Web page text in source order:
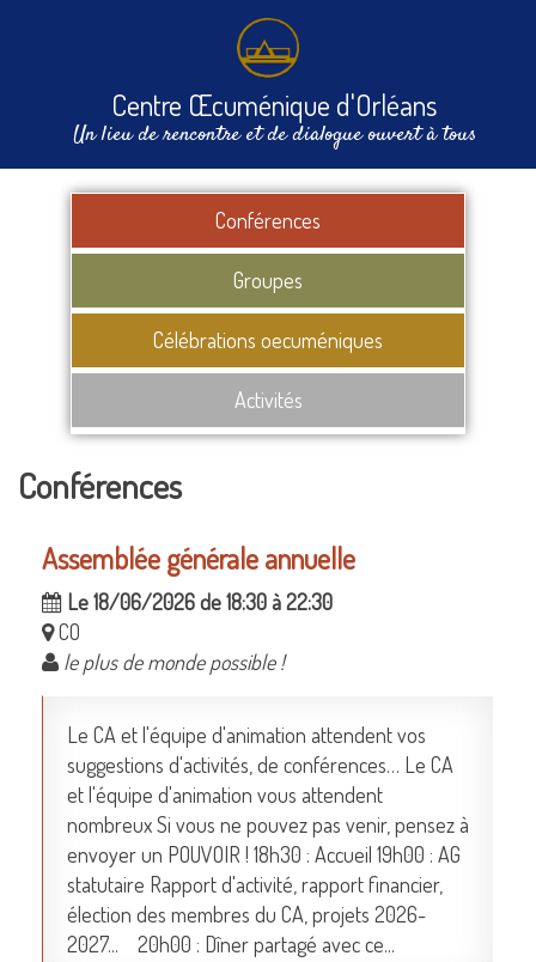
Centre Œcuménique d'Orléans
Un lieu de rencontre et de dialogue ouvert à tous
Conférences
Groupes
Célébrations oecuméniques
Activités
Conférences
Assemblée générale annuelle
Le 18/06/2026 de 18:30 à 22:30
CO
le plus de monde possible !
Le CA et l'équipe d'animation attendent vos
suggestions d'activités, de conférences… Le CA
et l'équipe d'animation vous attendent
nombreux Si vous ne pouvez pas venir, pensez à
envoyer un POUVOIR ! 18h30 : Accueil 19h00 : AG
statutaire Rapport d'activité, rapport financier,
élection des membres du CA, projets 2026-
2027... 20h00 : Dîner partagé avec ce...